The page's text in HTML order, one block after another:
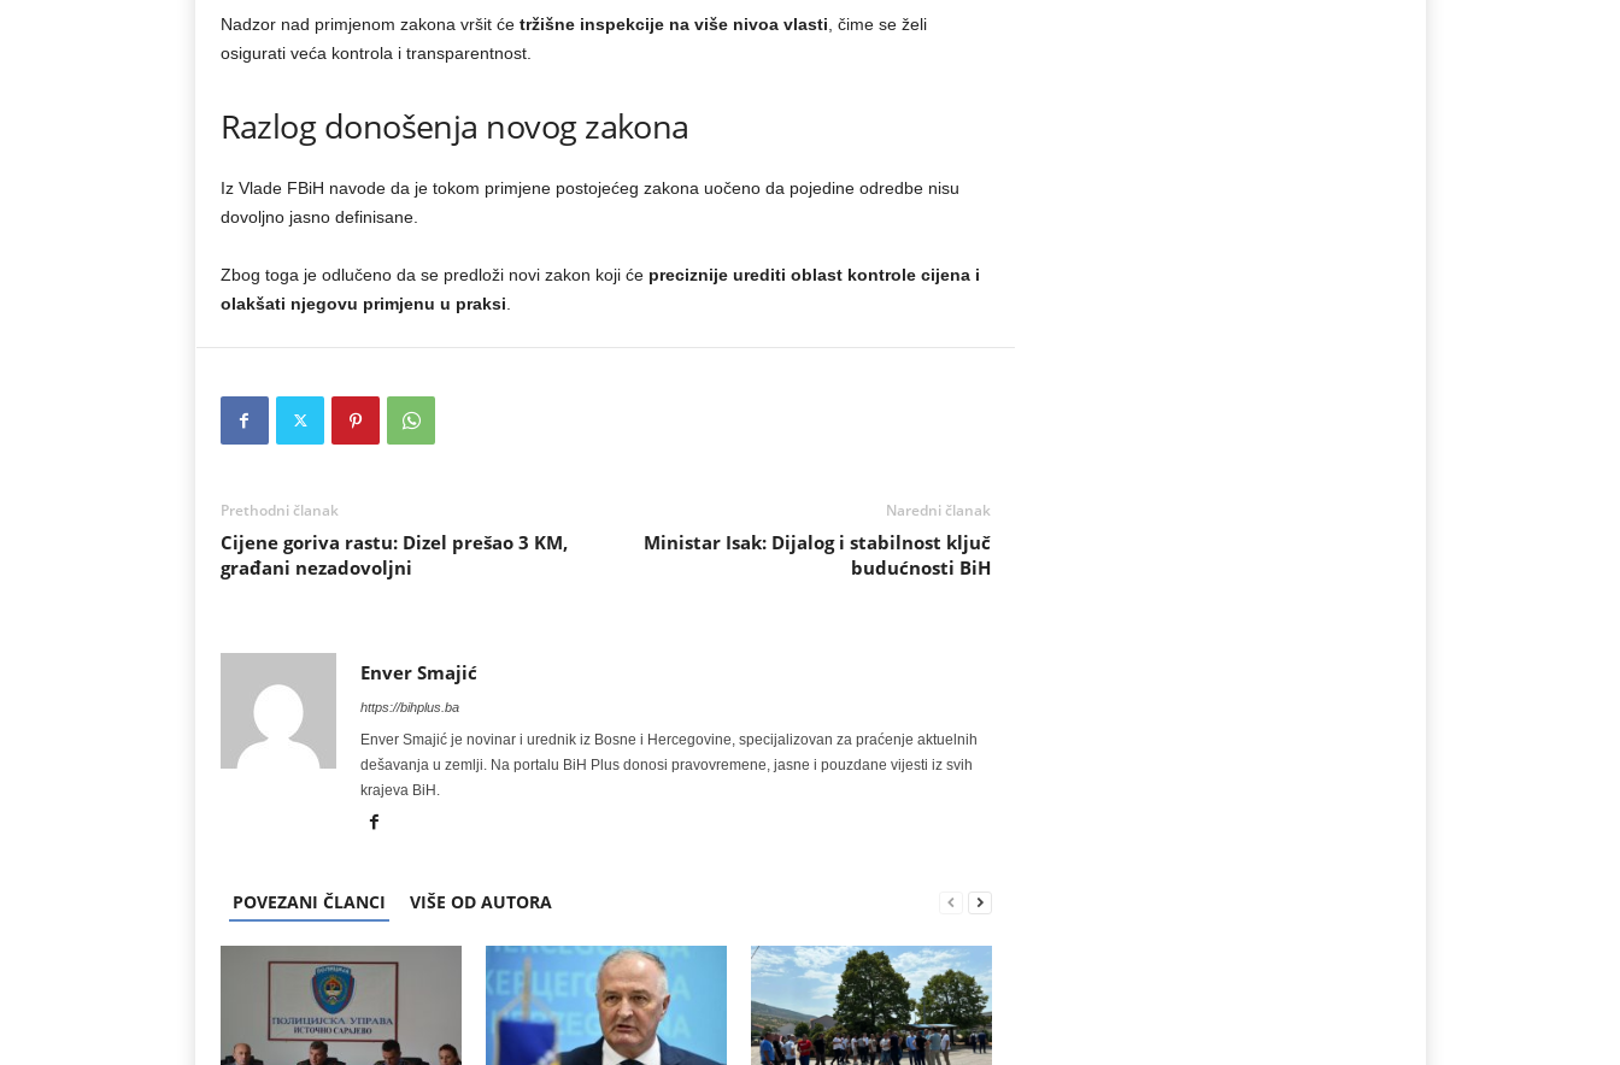
Nadzor nad primjenom zakona vršit će tržišne inspekcije na više nivoa vlasti , čime se želi
osigurati veća kontrola i transparentnost.
Razlog donošenja novog zakona
Iz Vlade FBiH navode da je tokom primjene postojećeg zakona uočeno da pojedine odredbe nisu
dovoljno jasno definisane.
Zbog toga je odlučeno da se predloži novi zakon koji će preciznije urediti oblast kontrole cijena i
olakšati njegovu primjenu u praksi
Prethodni članak
Cijene goriva rastu: Dizel prešao 3 KM,
građani nezadovoljni
Naredni članak
Ministar Isak: Dijalog i stabilnost ključ
budućnosti BiH
Enver Smajić
https://bihplus.ba
Enver Smajić je novinar i urednik iz Bosne i Hercegovine, specijalizovan za praćenje aktuelnih
dešavanja u zemlji. Na portalu BiH Plus donosi pravovremene, jasne i pouzdane vijesti iz svih
krajeva BiH.
POVEZANI ČLANCI VIŠE OD AUTORA